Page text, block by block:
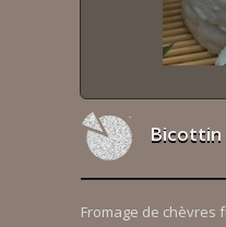
Bicottin
Fromage de chèvres